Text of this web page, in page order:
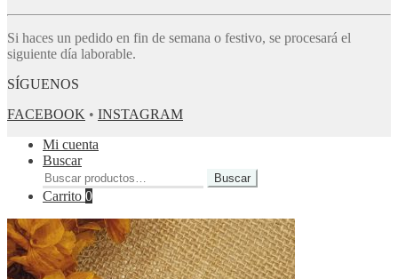
Si haces un pedido en fin de semana o festivo, se procesará el
siguiente día laborable.
SÍGUENOS
FACEBOOK • INSTAGRAM
Mi cuenta
Buscar
Buscar
por:
Buscar
Carrito 0